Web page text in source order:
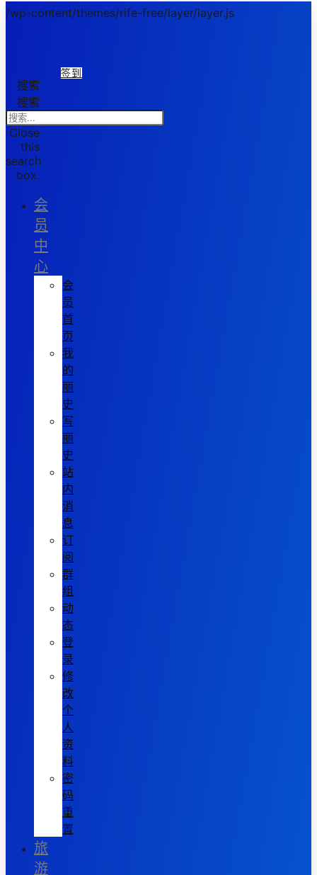
/wp-content/themes/rife-free/layer/layer.js
签到
搜索
搜索
Close
this
search
box.
会
员
中
心
会
员
首
页
我
的
丽
史
写
丽
史
站
内
消
息
订
阅
群
组
动
态
登
录
修
改
个
人
资
料
密
码
重
置
旅
游